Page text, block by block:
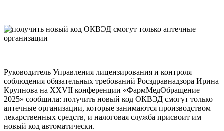
Руководитель Управления лицензирования и контроля
соблюдения обязательных требований Росздравнадзора Ирина
Крупнова на XXVII конференции «ФармМедОбращение
2025» сообщила: получить новый код ОКВЭД смогут только
аптечные организации, которые занимаются производством
лекарственных средств, и налоговая служба присвоит им
новый код автоматически.